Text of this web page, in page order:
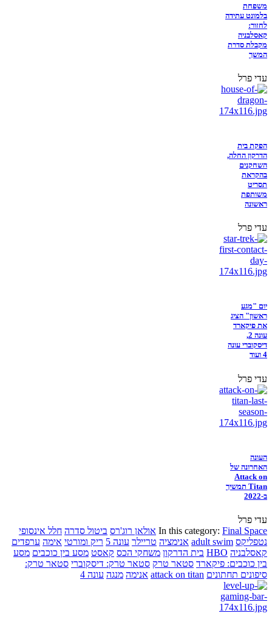
משפחת
בלמונט עתידה
לחזור:
קאסלבניה
מקבלת סדרת
המשך
עדי פרל
הפקת בית
הדרקון החלה,
השחקנים
בהקראת
תסריט
משותפת
ראשונה
עדי פרל
יום "מגע
ראשון" הציג
את פיקארד
עונה 2,
דיסקוברי עונה
4 ועוד
עדי פרל
העונה
האחרונה של
Attack on
Titan תמשיך
ב-2022
עדי פרל
In this category: Final Space אולאן רוג'רס ביטול סדרה חלל אינסופי
נטפליקס adult swim אנימציה טריילר עונה 5 ריק ומורטי אימה ערפדים
קאסלבניה HBO בית הדרקון משחקי הכס קאסט מסע בין כוכבים מסע
בין כוכבים: פיקארד סטאר טרק סטאר טרק: דיסקוברי סטאר טרק:
סיפונים תחתונים attack on titan אנימה מנגה עונה 4